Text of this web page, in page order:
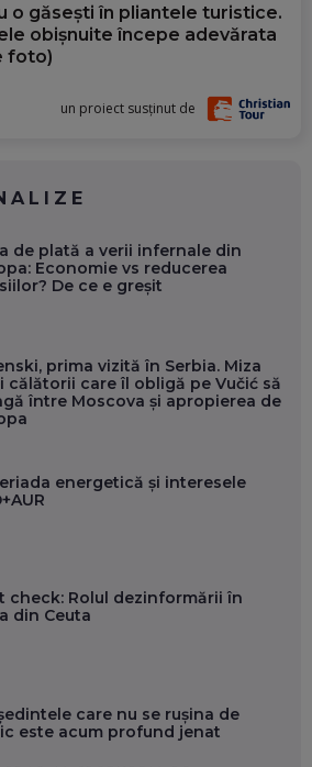
o găsești în pliantele turistice.
obișnuite începe adevărata
foto)
un proiect susținut de
de plată a verii infernale din
Economie vs reducerea
De ce e greșit
prima vizită în Serbia. Miza
călătorii care îl obligă pe Vučić să
între Moscova și apropierea de
energetică și interesele
check: Rolul dezinformării în
din Ceuta
care nu se rușina de
este acum profund jenat